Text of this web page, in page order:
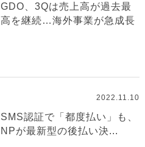
GDO、3Qは売上高が過去最
高を継続…海外事業が急成長
2022.11.10
SMS認証で「都度払い」も、
NPが最新型の後払い決...